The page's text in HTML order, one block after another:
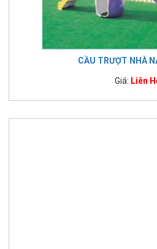
CẦU TRƯỢT NHÀ
Giá: Liên